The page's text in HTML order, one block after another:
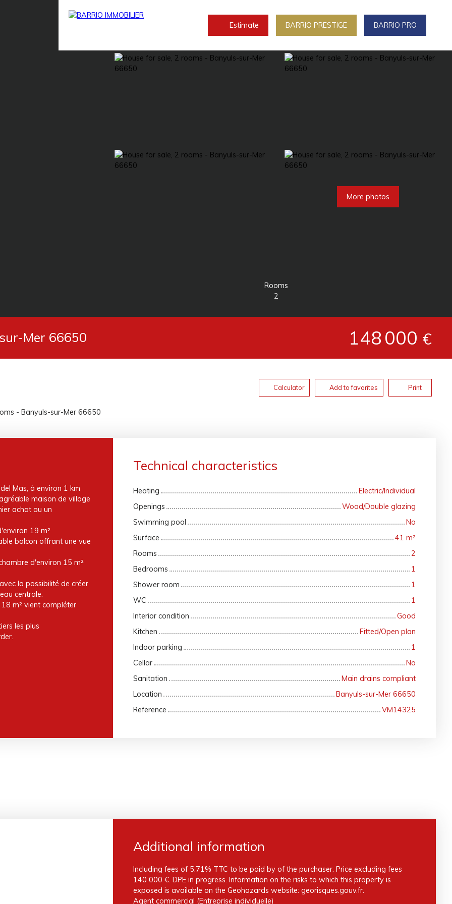
Estimate BARRIO PRESTIGE BARRIO PRO
More photos
Rooms
2
Mer 66650 148 000 €
Calculator Add to favorites Print
- Banyuls-sur-Mer 66650
Mas, à environ 1 km
maison de village
achat ou un
19 m²
balcon offrant une vue
d'environ 15 m²
la possibilité de créer
centrale.
m² vient compléter
les plus
Technical characteristics
Heating
Electric/Individual
Openings
Wood/Double glazing
Swimming pool
No
Surface
41 m²
Rooms
2
Bedrooms
1
Shower room
1
WC
1
Interior condition
Good
Kitchen
Fitted/Open plan
Indoor parking
1
Cellar
No
Sanitation
Main drains compliant
Location
Banyuls-sur-Mer 66650
Reference
VM14325
Additional information
Including fees of 5.71% TTC to be paid by of the purchaser. Price excluding fees
140 000 €. DPE in progress. Information on the risks to which this property is
exposed is available on the Geohazards website: georisques.gouv.fr.
Agent commercial (Entreprise individuelle)